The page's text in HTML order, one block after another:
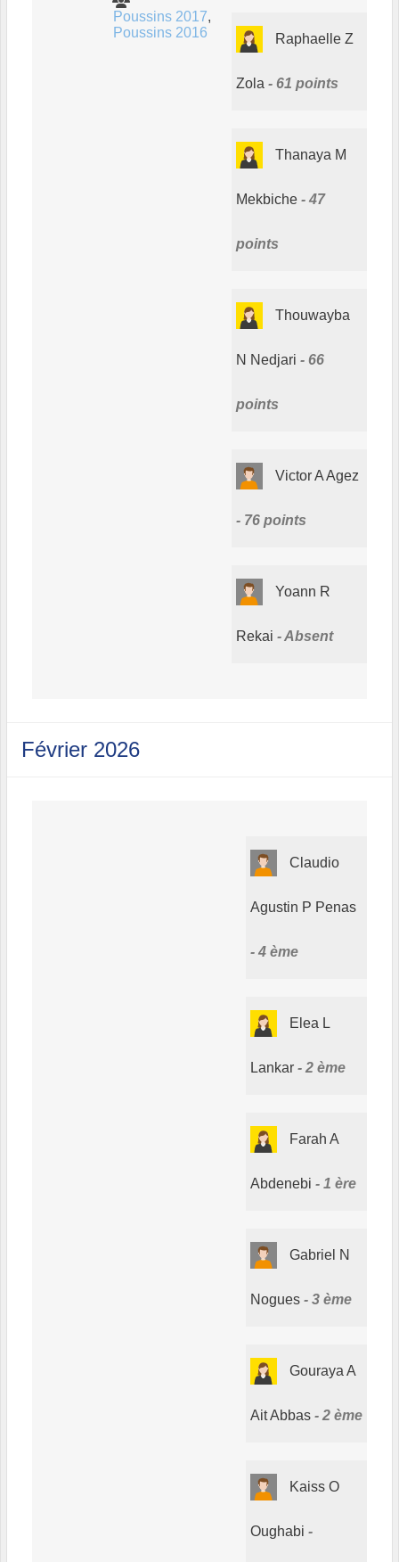
Poussins 2017
Poussins 2016
Raphaelle Z
Zola 61 points
Thanaya M
Mekbiche 47
points
Thouwayba
N Nedjari 66
points
Victor A Agez
76 points
Yoann R
Rekai Absent
Février 2026
Claudio
Agustin P Penas
4 ème
Elea L
Lankar 2 ème
Farah A
Abdenebi 1 ère
Gabriel N
Nogues 3 ème
Gouraya A
Ait Abbas 2 ème
Kaiss O
Oughabi